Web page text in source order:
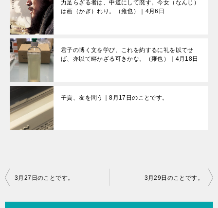
力足らざる者は、中道にして廃す。今女（なんじ）
は画（かぎ）れり。（雍也）｜4月6日
君子の博く文を学び、これを約するに礼を以てせ
ば、亦以て畔かざる可きかな。（雍也）｜4月18日
子貢、友を問う｜8月17日のことです。
投
3月27日のことです。 3月29日のことです。